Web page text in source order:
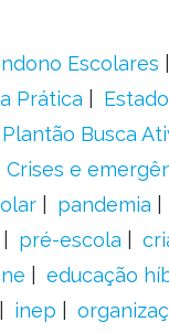
Escolares
Prática
Plantão Busca
Crises e
pandemia
pré-escola
educação
inep